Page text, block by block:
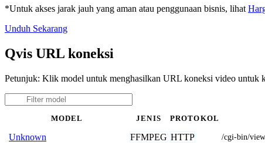
*Untuk akses jarak jauh yang aman atau penggunaan bisnis, lihat
Unduh Sekarang
Qvis URL koneksi
Petunjuk: Klik model untuk menghasilkan URL koneksi video untuk
MODEL JENIS PROTOKOL
Unknown FFMPEG HTTP /cgi-bin/